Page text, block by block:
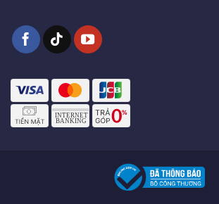
LỰA CHỌN LẮP ĐẶT
Bộ 5 mắt camera(xem lại khoảng 13 ngày)
Bộ 6 mắt camera(xem lại khoảng 11 ngày)
(xem lại khoảng 7 ngày)